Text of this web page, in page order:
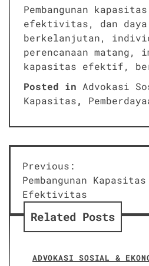
Pembangunan
efektivitas, dan
berkelanjutan,
perencanaan matang,
kapasitas efektif,
Posted in Advokasi
Kapasitas,
Navigasi
pos
Previous:
Pembangunan
Efektivitas
Related Posts
ADVOKASI SOSIAL &